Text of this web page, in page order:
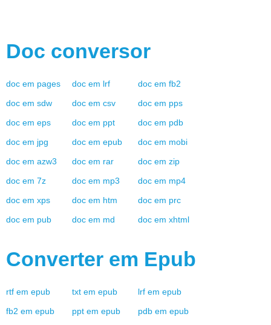
Doc conversor
doc em pages doc em lrf doc em fb2
doc em sdw doc em csv doc em pps
doc em eps doc em ppt doc em pdb
doc em jpg doc em epub doc em mobi
doc em azw3 doc em rar doc em zip
doc em 7z doc em mp3 doc em mp4
doc em xps doc em htm doc em prc
doc em pub doc em md doc em xhtml
Converter em Epub
rtf em epub txt em epub lrf em epub
fb2 em epub ppt em epub pdb em epub